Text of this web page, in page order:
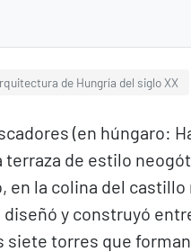
de Hungría del siglo XX
(en húngaro:
terraza de estilo
en la colina del
y construyó
siete torres que